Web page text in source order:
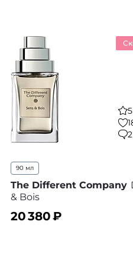
5
2
90 мл
The Different Company
& Bois
20 380₽